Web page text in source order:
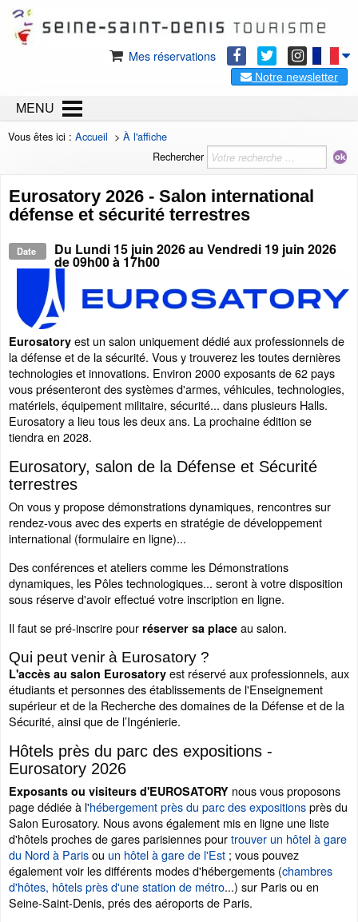
Mes réservations
Notre newsletter
MENU
Vous êtes ici : Accueil > À l'affiche
Rechercher
Eurosatory 2026 - Salon international
défense et sécurité terrestres
Date Du Lundi 15 juin 2026au Vendredi 19 juin 2026
de 09h00 à 17h00
Eurosatory est un salon uniquement dédié aux professionnels de
la défense et de la sécurité. Vous y trouverez les toutes dernières
technologies et innovations. Environ 2000 exposants de 62 pays
vous présenteront des systèmes d'armes, véhicules, technologies,
matériels, équipement militaire, sécurité... dans plusieurs Halls.
Eurosatory a lieu tous les deux ans. La prochaine édition se
tiendra en 2028.
Eurosatory, salon de la Défense et Sécurité
terrestres
On vous y propose démonstrations dynamiques, rencontres sur
rendez-vous avec des experts en stratégie de développement
international (formulaire en ligne)...
Des conférences et ateliers comme les Démonstrations
dynamiques, les Pôles technologiques... seront à votre disposition
sous réserve d'avoir effectué votre inscription en ligne.
Il faut se pré-inscrire pour réserver sa place au salon.
Qui peut venir à Eurosatory ?
L'accès au salon Eurosatory est réservé aux professionnels, aux
étudiants et personnes des établissements de l'Enseignement
supérieur et de la Recherche des domaines de la Défense et de la
Sécurité, ainsi que de l’Ingénierie.
Hôtels près du parc des expositions -
Eurosatory 2026
Exposants ou visiteurs d'EUROSATORY nous vous proposons
page dédiée à l'hébergement près du parc des expositionsprès du
Salon Eurosatory. Nous avons également mis en ligne une liste
d'hôtels proches de gares parisiennes pourtrouver un hôtel à gare
du Nord à Parisou un hôtel à gare de l'Est ; vous pouvez
également voir les différents modes d'hébergements (chambres
d'hôtes, hôtels près d'une station de métro...) sur Paris ou en
Seine-Saint-Denis, prés des aéroports de Paris.